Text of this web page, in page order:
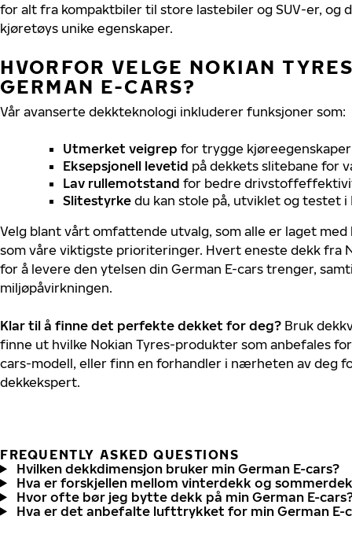
for alt fra kompaktbiler til store lastebiler og SUV-er, og
kjøretøys unike egenskaper.
HVORFOR VELGE NOKIAN
GERMAN E-CARS?
Vår avanserte dekkteknologi inkluderer funksjoner som:
Utmerket veigrep for trygge
Eksepsjonell levetid på dekkets slitebane for
Lav rullemotstand for bedre
Slitestyrke du kan stole på, utviklet og testet i
Velg blant vårt omfattende utvalg, som alle er laget
som våre viktigste prioriteringer. Hvert eneste dekk fra
for å levere den ytelsen din German E-cars trenger,
miljøpåvirkningen.
Klar til å finne det perfekte dekket for deg? Bruk
finne ut hvilke Nokian Tyres-produkter som anbefales
cars-modell, eller finn en forhandler i nærheten av deg
dekkekspert.
FREQUENTLY ASKED QUESTIONS
Hvilken dekkdimensjon bruker min German E-cars?
Hva er forskjellen mellom vinterdekk og
Hvor ofte bør jeg bytte dekk på min German E-
Hva er det anbefalte lufttrykket for min German E-